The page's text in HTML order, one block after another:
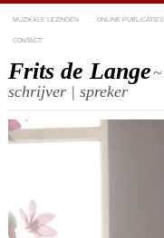
MUZIKALE LEZINGEN ONLINE PUBLICATIES
CONTACT
Frits de Lange
schrijver | spreker